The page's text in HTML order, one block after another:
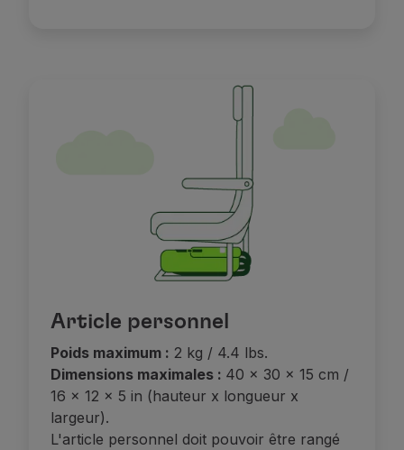
Article personnel
Poids maximum : 2 kg / 4.4 lbs.
Dimensions maximales : 40 x 30 x 15 cm /
16 x 12 x 5 in (hauteur x longueur x
largeur).
L'article personnel doit pouvoir être rangé